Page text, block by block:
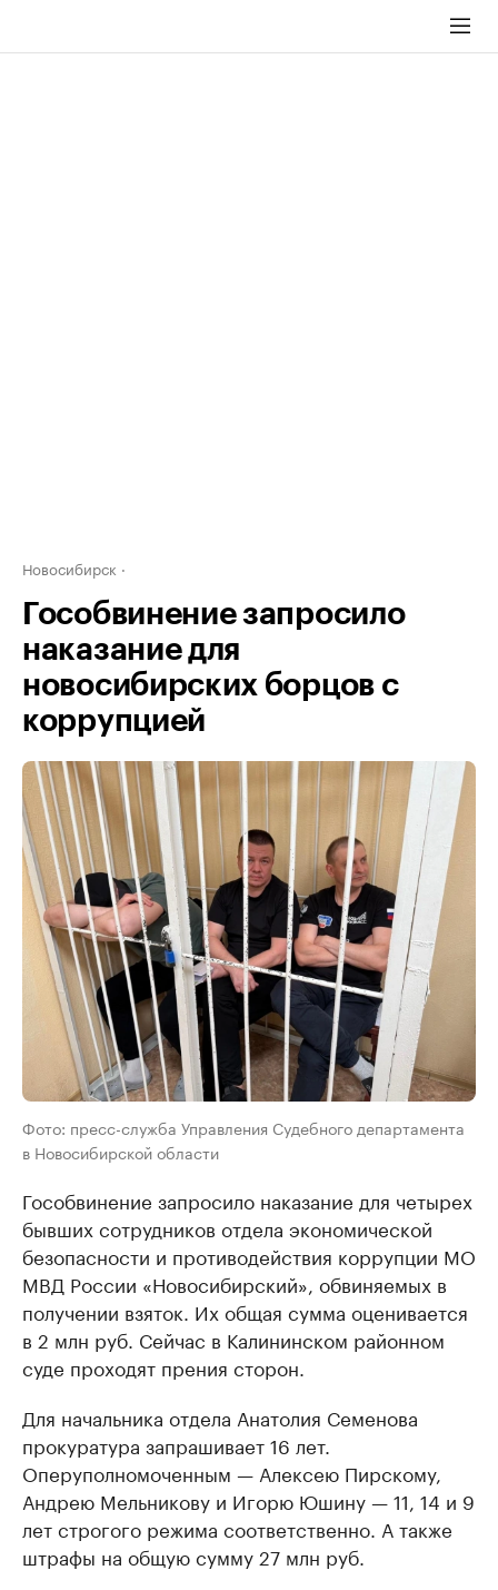
Новосибирск
Гособвинение запросило
наказание для
новосибирских борцов с
коррупцией
Фото: пресс-служба Управления Судебного департамента
в Новосибирской области
Гособвинение запросило наказание для четырех
бывших сотрудников отдела экономической
безопасности и противодействия коррупции МО
МВД России «Новосибирский», обвиняемых в
получении взяток. Их общая сумма оценивается
в 2 млн руб. Сейчас в Калининском районном
суде проходят прения сторон.
Для начальника отдела Анатолия Семенова
прокуратура запрашивает 16 лет.
Оперуполномоченным — Алексею Пирскому,
Андрею Мельникову и Игорю Юшину — 11, 14 и 9
лет строгого режима соответственно. А также
штрафы на общую сумму 27 млн руб.